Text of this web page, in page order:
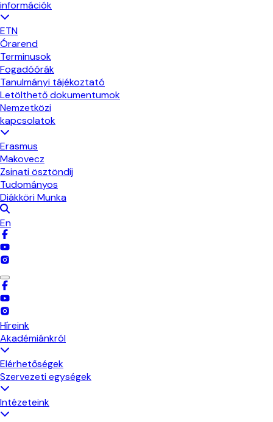
információk
ETN
Órarend
Terminusok
Fogadóórák
Tanulmányi tájékoztató
Letölthető dokumentumok
Nemzetközi
kapcsolatok
Erasmus
Makovecz
Zsinati ösztöndíj
Tudományos
Diákköri Munka
En
Híreink
Akadémiánkról
Elérhetőségek
Szervezeti egységek
Intézeteink